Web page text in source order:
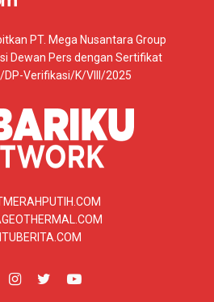
PT. Mega Nusantara Group
Dewan Pers dengan Sertifikat
DP-Verifikasi/K/VIII/2025